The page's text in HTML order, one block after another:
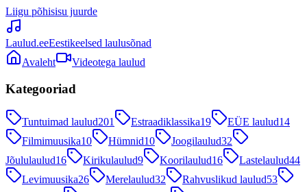
Liigu põhisisu juurde
Laulud.eeEestikeelsed laulusõnad
Avaleht
Videotega laulud
Kategooriad
Tuntuimad laulud201 Estraadiklassika19 EÜE laulud14
Filmimuusika10 Hümnid10 Joogilaulud32
Jõululaulud16 Kirikulaulud9 Koorilaulud16 Lastelaulud44
Levimuusika26 Merelaulud32 Rahvuslikud laulud53